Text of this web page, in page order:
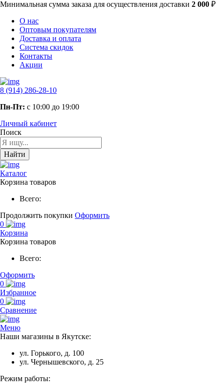
Минимальная сумма заказа для осуществления доставки 2 000 ₽
О нас
Оптовым покупателям
Доставка и оплата
Система скидок
Контакты
Акции
8 (914) 286-28-10
Пн-Пт: с 10:00 до 19:00
Личный кабинет
Поиск
Найти
Каталог
Корзина товаров
Всего:
Продолжить покупки Оформить
0
Корзина
Корзина товаров
Всего:
Оформить
0
Избранное
0
Сравнение
Меню
Наши магазины в Якутске:
ул. Горького, д. 100
ул. Чернышевского, д. 25
Режим работы: